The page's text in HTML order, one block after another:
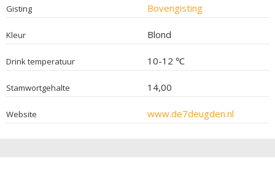
Gisting Bovengisting
Kleur Blond
Drink temperatuur 10-12 ℃
Stamwortgehalte 14,00
Website www.de7deugden.nl